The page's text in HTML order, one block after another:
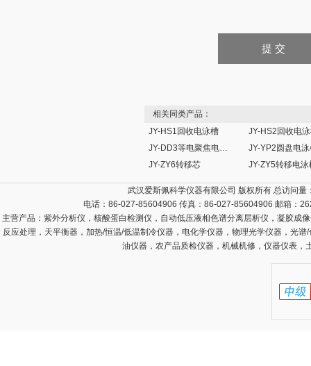
相关同类产品：
JY-HS1回收电泳槽
JY-HS2回收电
JY-DD3等电聚焦电泳槽
JY-YP2圆盘电
JY-ZY6转移芯
JY-ZY5转移电泳
武汉爱斯佩科学仪器有限公司 版权所有 总访问量
电话：86-027-85604906 传真：86-027-85604906 邮箱：
主营产品： 紫外分析仪，核酸蛋白检测仪，自动低压液相色谱分离层析仪，凝胶成
反应处理，天平衡器，加热/恒温/低温制冷仪器，电化学仪器，物理光学仪器，光
油仪器，农产品质检仪器，机械机修，仪器仪表，